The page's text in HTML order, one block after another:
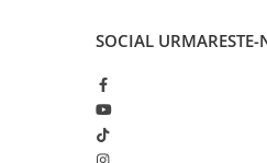
Pe urmele dinozaurilor
Camera copilului
SOCIAL